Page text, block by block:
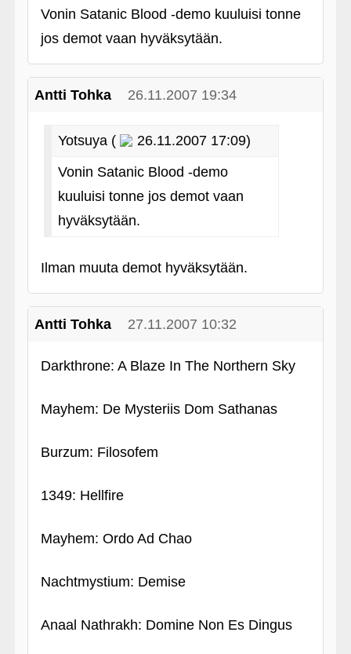
Vonin Satanic Blood ‑demo kuuluisi tonne
jos demot vaan hyväksytään.
Antti Tohka 26.11.2007 19:34
Yotsuya (
26.11.2007 17:09)
Vonin Satanic Blood ‑demo
kuuluisi tonne jos demot vaan
hyväksytään.
Ilman muuta demot hyväksytään.
Antti Tohka 27.11.2007 10:32
Darkthrone: A Blaze In The Northern Sky
Mayhem: De Mysteriis Dom Sathanas
Burzum: Filosofem
1349: Hellfire
Mayhem: Ordo Ad Chao
Nachtmystium: Demise
Anaal Nathrakh: Domine Non Es Dingus